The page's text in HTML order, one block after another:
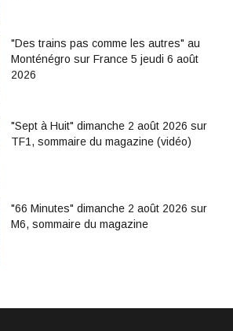
"Des trains pas comme les autres" au
Monténégro sur France 5 jeudi 6 août
2026
"Sept à Huit" dimanche 2 août 2026 sur
TF1, sommaire du magazine (vidéo)
"66 Minutes" dimanche 2 août 2026 sur
M6, sommaire du magazine